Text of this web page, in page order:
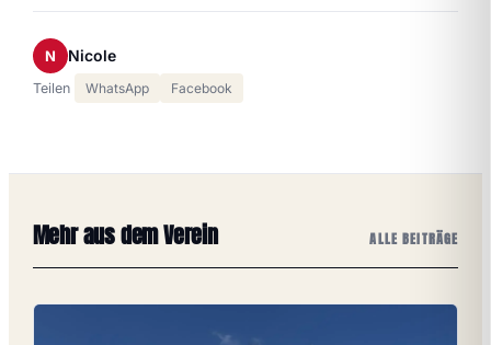
N Nicole
Teilen WhatsApp Facebook
Mehr aus dem Verein ALLE BEITRÄGE